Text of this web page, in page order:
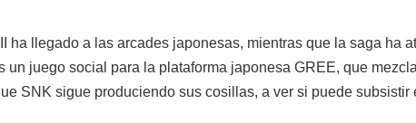
ha llegado a las arcades japonesas, mientras que la saga ha
un juego social para la plataforma japonesa GREE, que
SNK sigue produciendo sus cosillas, a ver si puede subsistir